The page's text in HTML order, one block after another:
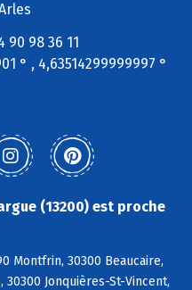
90 98 36 11
° , 4,63514299999997 °
(13200) est proche
Montfrin, 30300 Beaucaire,
Jonquières-St-Vincent,